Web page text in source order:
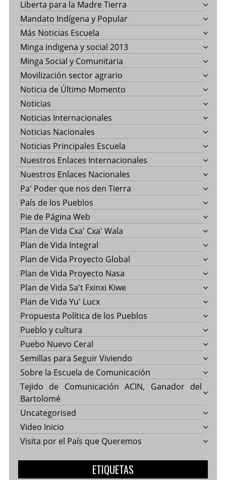
Liberta para la Madre Tierra
Mandato Indígena y Popular
Más Noticias Escuela
Minga indigena y social 2013
Minga Social y Comunitaria
Movilización sector agrario
Noticia de Último Momento
Noticias
Noticias Internacionales
Noticias Nacionales
Noticias Principales Escuela
Nuestros Enlaces Internacionales
Nuestros Enlaces Nacionales
Pa' Poder que nos den Tierra
País de los Pueblos
Pie de Página Web
Plan de Vida Cxa' Cxa' Wala
Plan de Vida Integral
Plan de Vida Proyecto Global
Plan de Vida Proyecto Nasa
Plan de Vida Sa't Fxinxi Kiwe
Plan de Vida Yu' Lucx
Propuesta Política de los Pueblos
Pueblo y cultura
Puebo Nuevo Ceral
Semillas para Seguir Viviendo
Sobre la Escuela de Comunicación
Tejido de Comunicación ACIN, Ganador del
Bartolomé
Uncategorised
Video Inicio
Visita por el País que Queremos
ETIQUETAS